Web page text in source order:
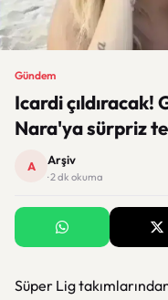
Gündem
Icardi
Nara'ya sürpriz
A Arşiv
· 2 dk okuma
Süper Lig